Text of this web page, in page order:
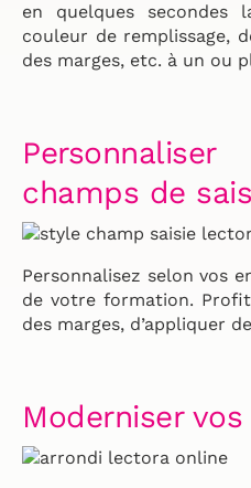
en quelques
couleur de remplissage,
des marges, etc. à un ou
champs de
Personnalisez selon vos
de votre formation.
des marges, d’appliquer
Moderniser